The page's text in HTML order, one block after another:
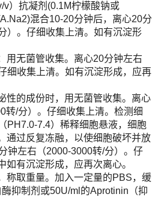
v）抗凝剂(0.1M柠檬酸钠或
混合10-20分钟后，离心20分
）。仔细收集上清。如有沉淀形
用无菌管收集。离心20分钟左右
细收集上清。如有沉淀形成，应再
性的成份时，用无菌管收集。离心
转/分）。仔细收集上清。检测细
PH7.0-7.4）稀释细胞悬液，细胞
通过反复冻融，以使细胞破坏并放
钟左右（2000-3000转/分）。仔
如有沉淀形成，应再次离心。
称取重量。加入一定量的PBS，缓
抑制剂或50U/ml的Aprotinin（抑